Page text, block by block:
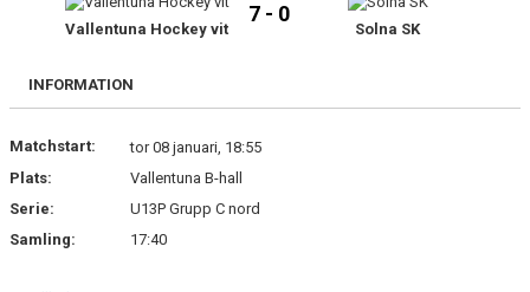
BILDGALLERI
DOKUMENT
Vallentuna Hockey vit
7 - 0
Solna SK
INFORMATION
Matchstart:
tor 08 januari, 18:55
Plats:
Vallentuna B-hall
Serie:
U13P Grupp C nord
Samling:
17:40